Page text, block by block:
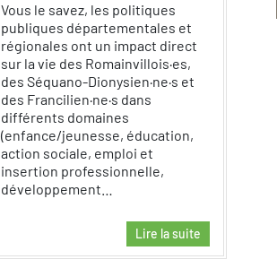
Vous le savez, les politiques
publiques départementales et
régionales ont un impact direct
sur la vie des Romainvillois·es,
des Séquano-Dionysien·ne·s et
des Francilien·ne·s dans
différents domaines
(enfance/jeunesse, éducation,
action sociale, emploi et
insertion professionnelle,
développement…
Lire la suite